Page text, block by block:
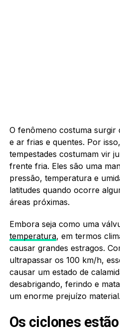
O fenômeno costuma surgir
e ar frias e quentes. Por
tempestades costumam vir
frente fria. Eles são uma
pressão, temperatura e
latitudes quando ocorre
áreas próximas.
Embora seja como uma
temperatura, em termos
causar grandes estragos.
ultrapassar os 100 km/h,
causar um estado de
desabrigando, ferindo e
um enorme prejuízo material.
Os ciclones